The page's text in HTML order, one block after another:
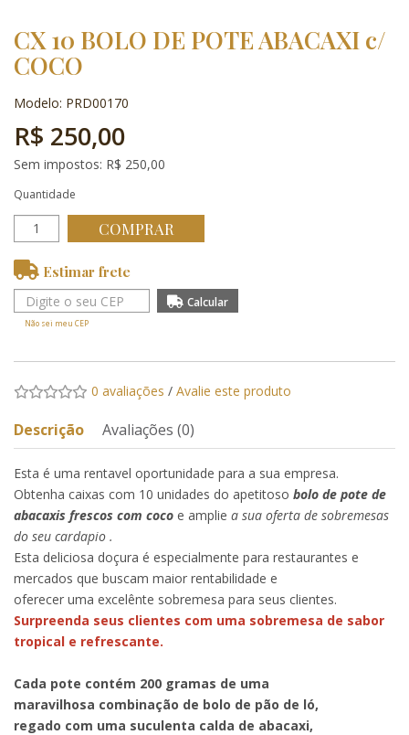
CX 10 BOLO DE POTE ABACAXI c/
COCO
Modelo: PRD00170
R$ 250,00
Sem impostos: R$ 250,00
Quantidade
COMPRAR
Estimar frete
Não sei meu CEP
0 avaliações / Avalie este produto
Descrição Avaliações (0)
Esta é uma rentavel oportunidade para a sua empresa.
Obtenha caixas com 10 unidades do apetitoso bolo de pote de
abacaxis frescos com coco e amplie a sua oferta de sobremesas
do seu cardapio .
Esta deliciosa doçura é especialmente para restaurantes e
mercados que buscam maior rentabilidade e
oferecer uma excelênte sobremesa para seus clientes.
Surpreenda seus clientes com uma sobremesa de sabor
tropical e refrescante.
Cada pote contém 200 gramas de uma
maravilhosa combinação de bolo de pão de ló,
regado com uma suculenta calda de abacaxi,